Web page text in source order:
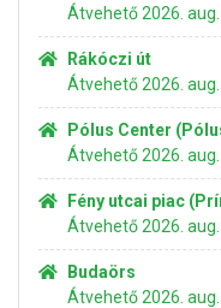
Átvehető 2026.
Rákóczi út
Átvehető 2026.
Pólus Center
Átvehető 2026.
Fény utcai piac
Átvehető 2026.
Budaörs
Átvehető 2026.